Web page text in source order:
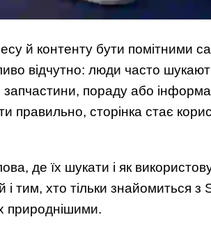
й контенту бути помітними
відчутно: люди часто
пораду або
правильно, сторінка стає
де їх шукати і як
тим, хто тільки знайомиться з
природнішими.